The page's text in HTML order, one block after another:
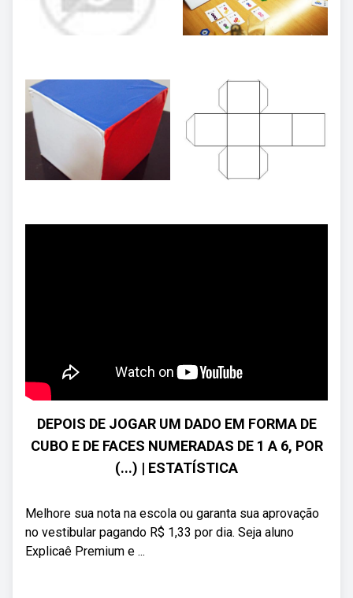
DEPOIS DE JOGAR UM DADO EM FORMA DE
CUBO E DE FACES NUMERADAS DE 1 A 6, POR
(...) | ESTATÍSTICA
Melhore sua nota na escola ou garanta sua aprovação
no vestibular pagando R$ 1,33 por dia. Seja aluno
Explicaê Premium e ...